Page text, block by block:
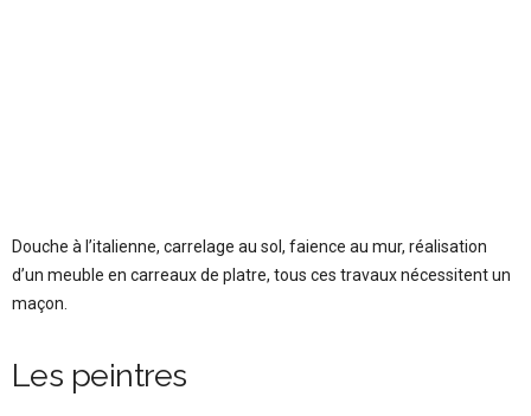
Douche à l’italienne, carrelage au sol, faience au mur, réalisation
d’un meuble en carreaux de platre, tous ces travaux nécessitent un
maçon.
Les peintres